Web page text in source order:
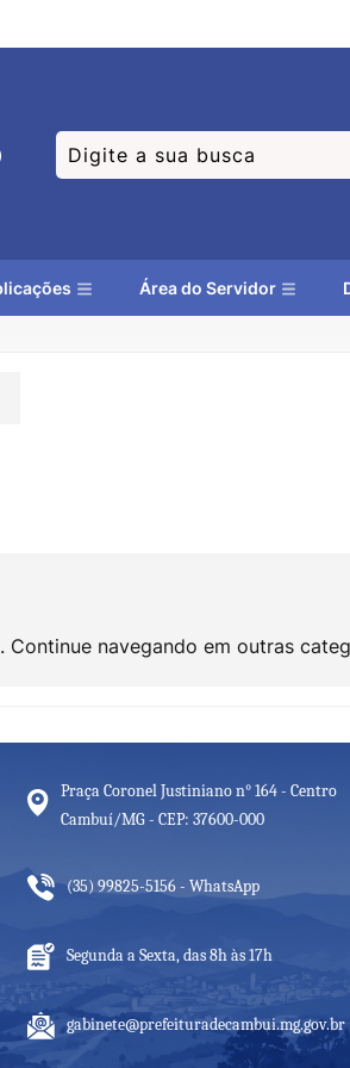
Área do Servidor
navegando em outras
Praça Coronel Justiniano n° 164 - Centro
Cambuí/MG - CEP: 37600-000
(35) 99825-5156 - WhatsApp
Segunda a Sexta, das 8h às 17h
gabinete@prefeituradecambui.mg.gov.br